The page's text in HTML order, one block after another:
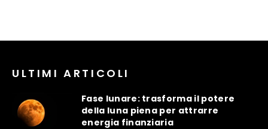
ULTIMI ARTICOLI
Fase lunare: trasforma il potere
della luna piena per attrarre
energia finanziaria